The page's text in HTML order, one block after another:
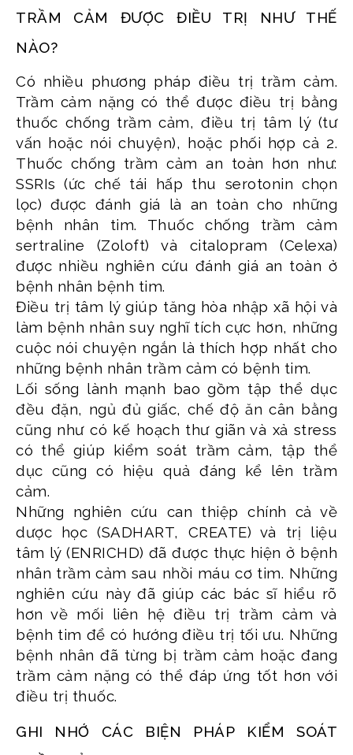
TRẦM CẢM ĐƯỢC ĐIỀU TRỊ NHƯ THẾ
NÀO?
Có nhiều phương pháp điều trị trầm cảm.
Trầm cảm nặng có thể được điều trị bằng
thuốc chống trầm cảm, điều trị tâm lý (tư
vấn hoặc nói chuyện), hoặc phối hợp cả 2.
Thuốc chống trầm cảm an toàn hơn như:
SSRIs (ức chế tái hấp thu serotonin chọn
lọc) được đánh giá là an toàn cho những
bệnh nhân tim. Thuốc chống trầm cảm
sertraline (Zoloft) và citalopram (Celexa)
được nhiều nghiên cứu đánh giá an toàn ở
bệnh nhân bệnh tim.
Điều trị tâm lý giúp tăng hòa nhập xã hội và
làm bệnh nhân suy nghĩ tích cực hơn, những
cuộc nói chuyện ngắn là thích hợp nhất cho
những bệnh nhân trầm cảm có bệnh tim.
Lối sống lành mạnh bao gồm tập thể dục
đều đặn, ngủ đủ giấc, chế độ ăn cân bằng
cũng như có kế hoạch thư giãn và xả stress
có thể giúp kiểm soát trầm cảm, tập thể
dục cũng có hiệu quả đáng kể lên trầm
cảm.
Những nghiên cứu can thiệp chính cả về
dược học (SADHART, CREATE) và trị liệu
tâm lý (ENRICHD) đã được thực hiện ở bệnh
nhân trầm cảm sau nhồi máu cơ tim. Những
nghiên cứu này đã giúp các bác sĩ hiểu rõ
hơn về mối liên hệ điều trị trầm cảm và
bệnh tim để có hướng điều trị tối ưu. Những
bệnh nhân đã từng bị trầm cảm hoặc đang
trầm cảm nặng có thể đáp ứng tốt hơn với
điều trị thuốc.
GHI NHỚ CÁC BIỆN PHÁP KIỂM SOÁT